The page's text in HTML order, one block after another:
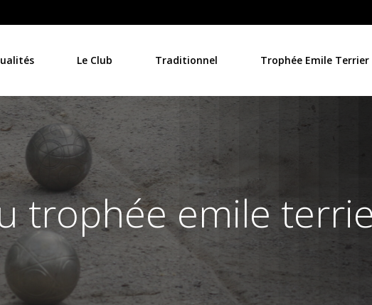
Le Club Traditionnel Trophée Emile Terrier
trophée emile